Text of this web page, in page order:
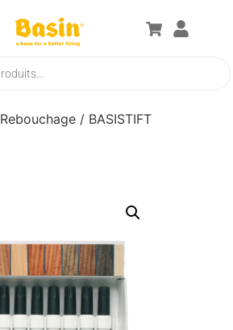
Rebouchage / BASISTIFT